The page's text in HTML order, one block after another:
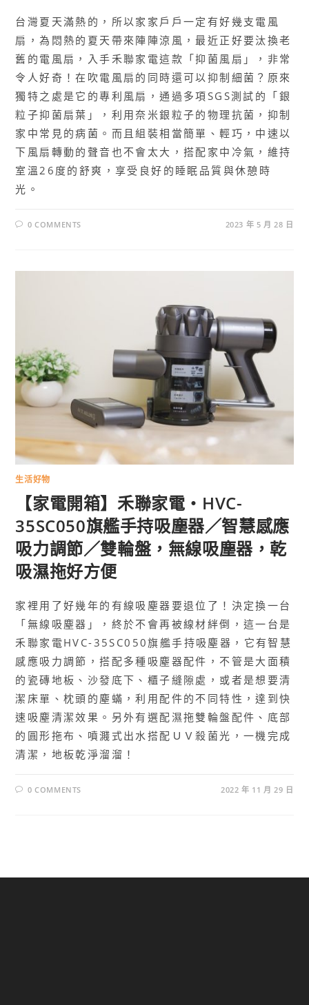
台灣夏天滿熱的，所以家家戶戶一定有好幾支電風
扇，為悶熱的夏天帶來陣陣涼風，最近正好要汰換老
舊的電風扇，入手禾聯家電這款「抑菌風扇」，非常
令人好奇！在吹電風扇的同時還可以抑制細菌？原來
獨特之處是它的專利風扇，通過多項SGS測試的「銀
粒子抑菌扇葉」，利用奈米銀粒子的物理抗菌，抑制
家中常見的病菌。而且組裝相當簡單、輕巧，中速以
下風扇轉動的聲音也不會太大，搭配家中冷氣，維持
室溫26度的舒爽，享受良好的睡眠品質與休憩時
光。
0 COMMENTS 2023 年 5 月 28 日
生活好物
【家電開箱】禾聯家電・HVC-
35SC050旗艦手持吸塵器／智慧感應
吸力調節／雙輪盤，無線吸塵器，乾
吸濕拖好方便
家裡用了好幾年的有線吸塵器要退位了！決定換一台
「無線吸塵器」，終於不會再被線材絆倒，這一台是
禾聯家電HVC-35SC050旗艦手持吸塵器，它有智慧
感應吸力調節，搭配多種吸塵器配件，不管是大面積
的瓷磚地板、沙發底下、櫃子縫隙處，或者是想要清
潔床單、枕頭的塵蟎，利用配件的不同特性，達到快
速吸塵清潔效果。另外有選配濕拖雙輪盤配件、底部
的圓形拖布、噴濺式出水搭配ＵＶ殺菌光，一機完成
清潔，地板乾淨溜溜！
0 COMMENTS 2022 年 11 月 29 日